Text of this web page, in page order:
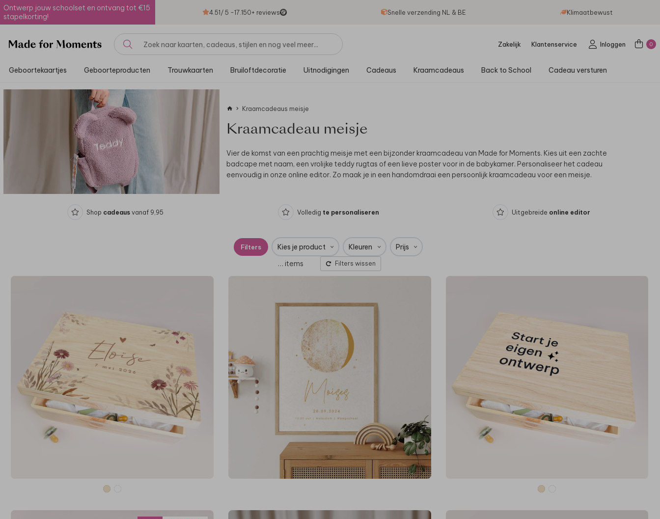
Ontwerp jouw schoolset en ontvang tot €15
stapelkorting!
4.51/ 5 -17.150+ reviews Snelle verzending NL & BE Klimaatbewust
Zakelijk Klantenservice Inloggen 0
Geboortekaartjes Geboorteproducten Trouwkaarten Bruiloftdecoratie Uitnodigingen Cadeaus Kraamcadeaus Back to School Cadeau versturen
Kraamcadeaus meisje
Kraamcadeau meisje
Vier de komst van een prachtig meisje met een bijzonder kraamcadeau van Made for Moments. Kies uit een zachte
badcape met naam, een vrolijke teddy rugtas of een lieve poster voor in de babykamer. Personaliseer het cadeau
eenvoudig in onze online editor. Zo maak je in een handomdraai een persoonlijk kraamcadeau voor een meisje.
Shop cadeausvanaf 9,95 Volledig te personaliseren Uitgebreide online editor
Filters Kies je product Kleuren
Prijs
… items Filters wissen